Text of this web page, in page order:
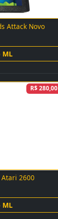
Attack Novo
R$ 280,00
2600